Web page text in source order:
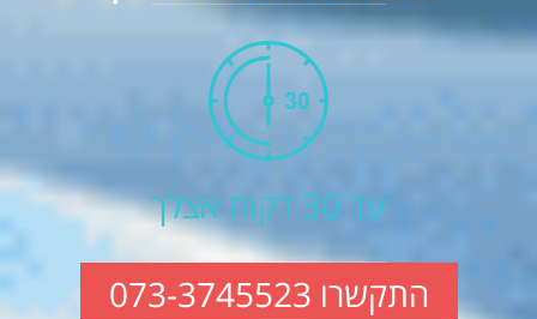
עד 30 דקות אצלך
התקשרו 073-3745523